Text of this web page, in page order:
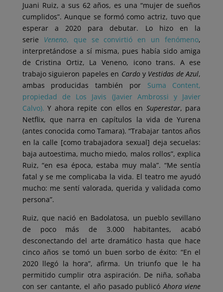
Juani Ruiz, a sus 62 años, es una “mujer de sueños
cumplidos”. Aunque se formó como actriz, tuvo que
esperar a 2020 para debutar. Lo hizo en la
serie Veneno, que se convirtió en un fenómeno,
interpretándose a sí misma, pues había sido amiga
de Cristina Ortiz, La Veneno, icono trans. A ese
trabajo siguieron papeles en Cardo y Vestidas de Azul,
ambas producidas también porSuma Content,
propiedad de Los Javis (Javier Ambrossi y Javier
Calvo). Y ahora repite con ellos en Superestar, para
Netflix, que narra en capítulos la vida de Yurena
(antes conocida como Tamara). “Trabajar tantos años
en la calle [como trabajadora sexual] deja secuelas:
baja autoestima, mucho miedo, malos rollos”, explica
Ruiz, “en esa época, estaba muy mala”. “Me sentía
fatal y se me complicaba la vida. El teatro me ayudó
mucho: me sentí valorada, querida y validada como
persona”.
Ruiz, que nació en Badolatosa, un pueblo sevillano
de poco más de 3.000 habitantes, acabó
desconectando del arte dramático hasta que hace
cinco años se tomó un buen sorbo de éxito: “En el
2020 llegó la hora”, afirma. Un triunfo que le ha
permitido cumplir otra aspiración. De niña, soñaba
con ser cantante, el año pasado publicóAhora viene